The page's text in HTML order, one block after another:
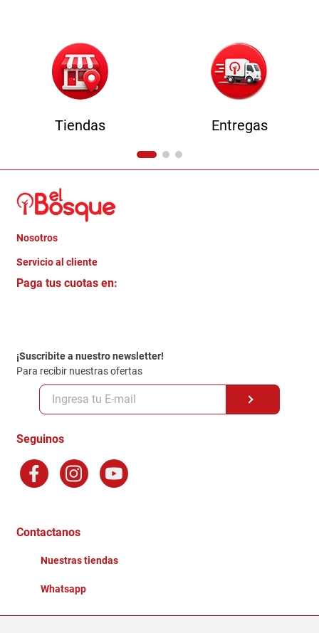
Tiendas Entregas
Nosotros
Quienes somos
Trabaja con Nosotros
Servicio al cliente
Crédito Directo
Politica de Privacidad
Políticas y condiciones GiftCard
Formas de Pago
Terminos y Condiciones
Factura Electronica
Ganadores - Promociones
Paga tus cuotas en:
¡Suscribite a nuestro newsletter!
Para recibir nuestras ofertas
Seguinos
Contactanos
Nuestras tiendas
Whatsapp